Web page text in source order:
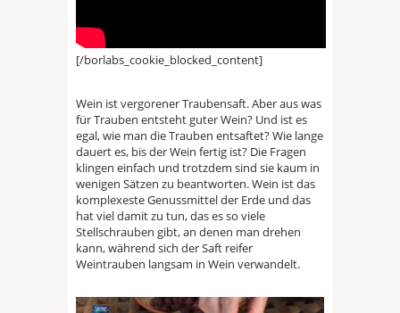
[/borlabs_cookie_blocked_content]
Wein ist vergorener Traubensaft. Aber aus was
für Trauben entsteht guter Wein? Und ist es
egal, wie man die Trauben entsaftet? Wie lange
dauert es, bis der Wein fertig ist? Die Fragen
klingen einfach und trotzdem sind sie kaum in
wenigen Sätzen zu beantworten. Wein ist das
komplexeste Genussmittel der Erde und das
hat viel damit zu tun, das es so viele
Stellschrauben gibt, an denen man drehen
kann, während sich der Saft reifer
Weintrauben langsam in Wein verwandelt.